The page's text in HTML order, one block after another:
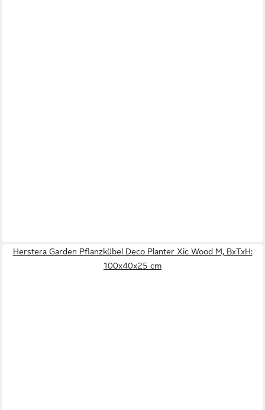
Herstera Garden Pflanzkübel Deco Planter Xic Wood M, BxTxH:
100x40x25 cm